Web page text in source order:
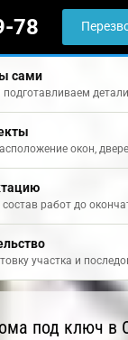
78
сами
окон,
работ до
участка и
под ключ в